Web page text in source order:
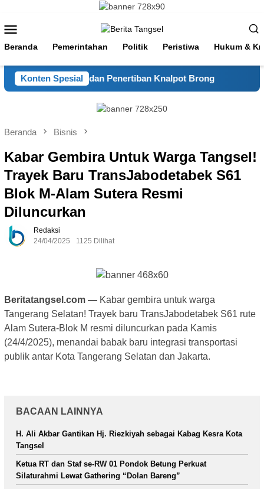
konten
Mobile
Beranda Pemerintahan Politik Peristiwa Hukum &
Konten Spesial
Patroli Mobile dan Penertiban Knalpot Brong
Beranda Bisnis
Kabar Gembira Untuk Warga Tangsel!
Trayek Baru TransJabodetabek S61
Blok M-Alam Sutera Resmi
Diluncurkan
Redaksi
24/04/2025
1125 Dilihat
Beritatangsel.com — Kabar gembira untuk warga
Tangerang Selatan! Trayek baru TransJabodetabek S61 rute
Alam Sutera-Blok M resmi diluncurkan pada Kamis
(24/4/2025), menandai babak baru integrasi transportasi
publik antar Kota Tangerang Selatan dan Jakarta.
BACAAN LAINNYA
H. Ali Akbar Gantikan Hj. Riezkiyah sebagai Kabag Kesra Kota
Tangsel
Ketua RT dan Staf se-RW 01 Pondok Betung Perkuat
Silaturahmi Lewat Gathering “Dolan Bareng”